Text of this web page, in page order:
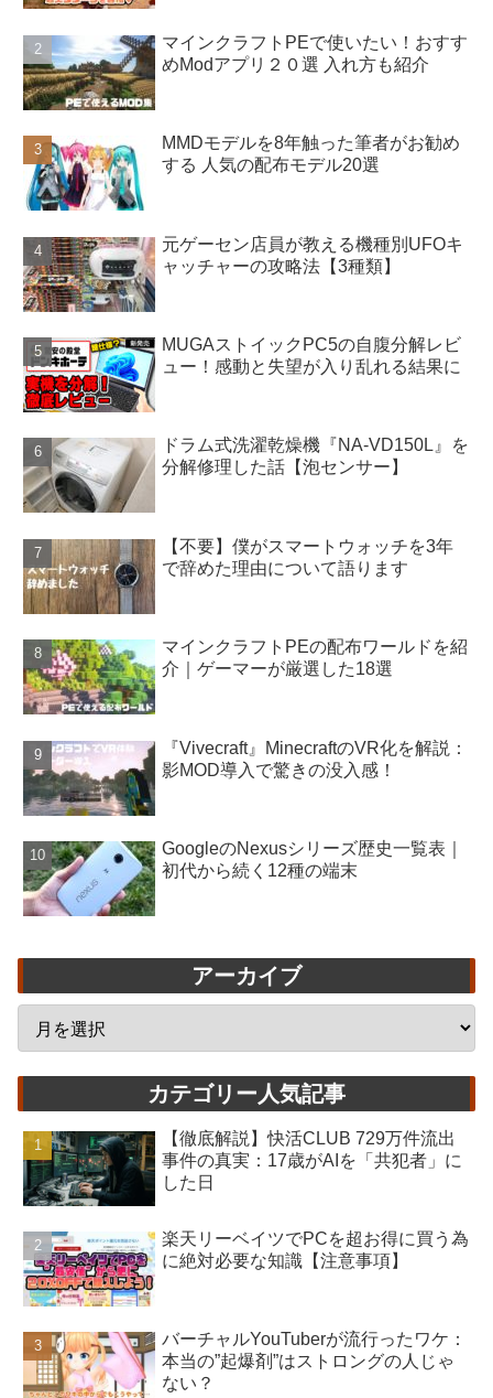
マインクラフトPEで使いたい！おすす
めModアプリ２０選 入れ方も紹介
MMDモデルを8年触った筆者がお勧め
する 人気の配布モデル20選
元ゲーセン店員が教える機種別UFOキ
ャッチャーの攻略法【3種類】
MUGAストイックPC5の自腹分解レビ
ュー！感動と失望が入り乱れる結果に
ドラム式洗濯乾燥機『NA-VD150L』を
分解修理した話【泡センサー】
【不要】僕がスマートウォッチを3年
で辞めた理由について語ります
マインクラフトPEの配布ワールドを紹
介｜ゲーマーが厳選した18選
『Vivecraft』MinecraftのVR化を解説：
影MOD導入で驚きの没入感！
GoogleのNexusシリーズ歴史一覧表｜
初代から続く12種の端末
アーカイブ
カテゴリー人気記事
【徹底解説】快活CLUB 729万件流出
事件の真実：17歳がAIを「共犯者」に
した日
楽天リーベイツでPCを超お得に買う為
に絶対必要な知識【注意事項】
バーチャルYouTuberが流行ったワケ：
本当の”起爆剤”はストロングの人じゃ
ない？